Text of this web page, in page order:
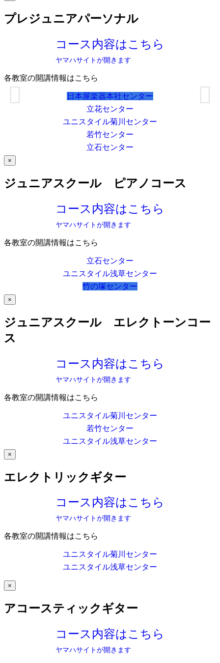
プレジュニアパーソナル
コース内容はこちら
ヤマハサイトが開きます
各教室の開講情報はこちら
日本屋楽器本社センター
立花センター
ユニスタイル菊川センター
若竹センター
立石センター
×
ジュニアスクール ピアノコース
コース内容はこちら
ヤマハサイトが開きます
各教室の開講情報はこちら
立石センター
ユニスタイル浅草センター
竹の塚センター
×
ジュニアスクール エレクトーンコー
ス
コース内容はこちら
ヤマハサイトが開きます
各教室の開講情報はこちら
ユニスタイル菊川センター
若竹センター
ユニスタイル浅草センター
×
エレクトリックギター
コース内容はこちら
ヤマハサイトが開きます
各教室の開講情報はこちら
ユニスタイル菊川センター
ユニスタイル浅草センター
×
アコースティックギター
コース内容はこちら
ヤマハサイトが開きます